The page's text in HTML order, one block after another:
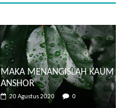
MAKA MENANGISLAH KAUM
ANSHOR
20 Agustus 2020 0